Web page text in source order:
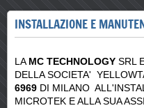
INSTALLAZIONE E
LA MC TECHNOLOGY SRL
DELLA SOCIETA'
6969 DI MILANO
MICROTEK E ALLA SUA